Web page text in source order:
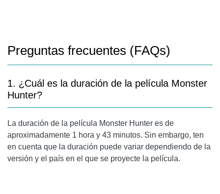
Preguntas frecuentes (FAQs)
1. ¿Cuál es la duración de la película Monster
Hunter?
La duración de la película Monster Hunter es de
aproximadamente 1 hora y 43 minutos. Sin embargo, ten
en cuenta que la duración puede variar dependiendo de la
versión y el país en el que se proyecte la película.